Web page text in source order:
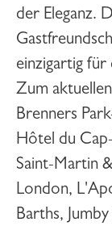
der Eleganz.
einzigartig
Zum
Brenners
Hôtel du
Saint-Martin
London,
Barths,